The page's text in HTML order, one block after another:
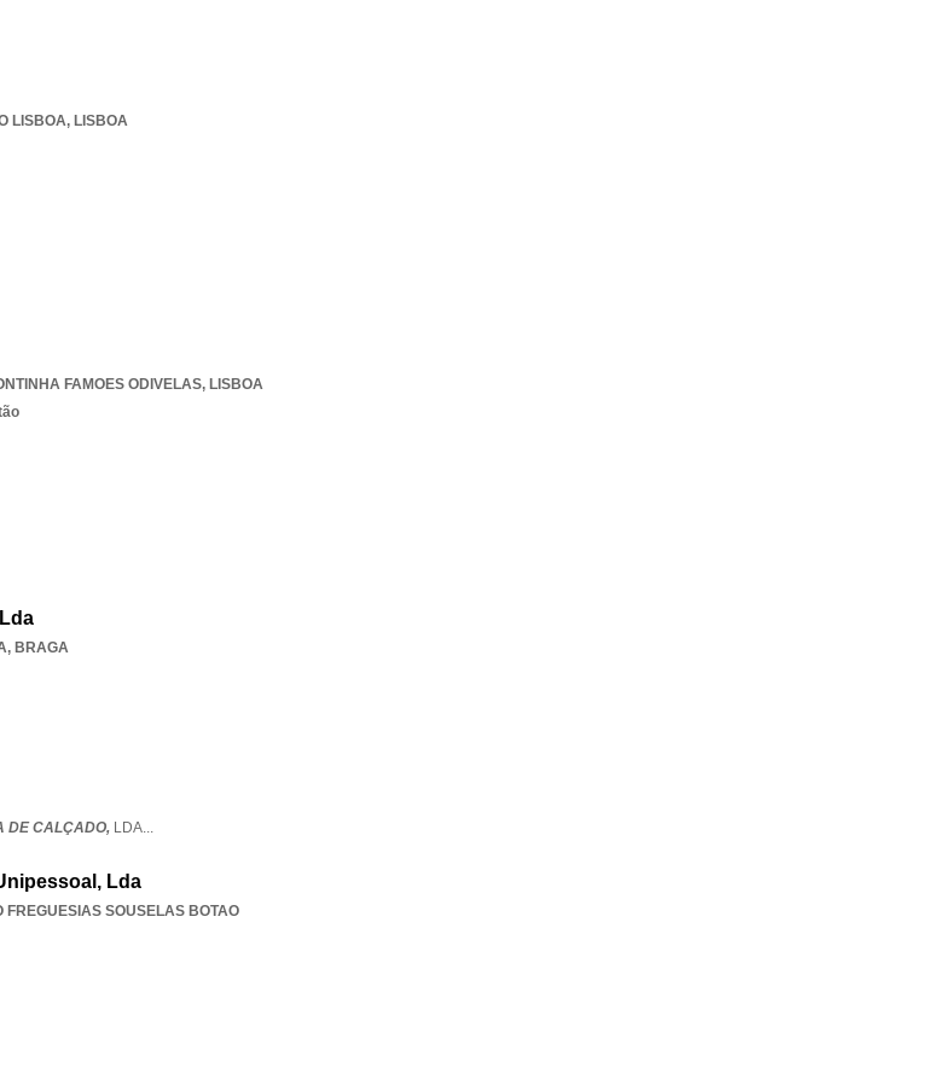
LISBOA, LISBOA
FAMOES ODIVELAS, LISBOA
, BRAGA
DE CALÇADO, LDA...
Lda
FREGUESIAS SOUSELAS BOTAO